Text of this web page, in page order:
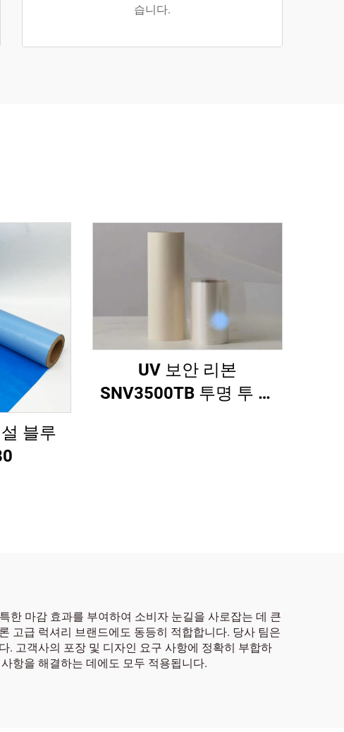
습니다.
블루
UV 보안 리본
SNV3500TB 투명 투 블
한 마감 효과를 부여하여 소비자 눈길을 사로잡는 데 큰
고급 럭셔리 브랜드에도 동등히 적합합니다. 당사 팀은
. 고객사의 포장 및 디자인 요구 사항에 정확히 부합하
항을 해결하는 데에도 모두 적용됩니다.